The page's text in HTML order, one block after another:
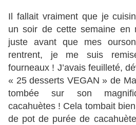
Il fallait vraiment que je
un soir de cette semaine en
juste avant que mes
rentrent, je me suis
fourneaux ! J’avais feuilleté,
« 25 desserts VEGAN » de
tombée sur son
cacahuètes ! Cela tombait
de pot de purée de